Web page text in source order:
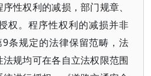
性权利的减损，部门规章、
权。程序性权利的减损并非
9条规定的法律保留范畴，法
规均可在各自立法权限范围